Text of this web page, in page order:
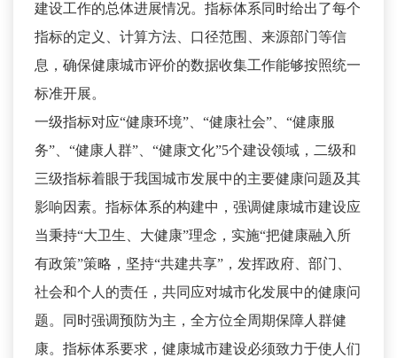
建设工作的总体进展情况。指标体系同时给出了每个
指标的定义、计算方法、口径范围、来源部门等信
息，确保健康城市评价的数据收集工作能够按照统一
标准开展。
一级指标对应“健康环境”、“健康社会”、“健康服
务”、“健康人群”、“健康文化”5个建设领域，二级和
三级指标着眼于我国城市发展中的主要健康问题及其
影响因素。指标体系的构建中，强调健康城市建设应
当秉持“大卫生、大健康”理念，实施“把健康融入所
有政策”策略，坚持“共建共享”，发挥政府、部门、
社会和个人的责任，共同应对城市化发展中的健康问
题。同时强调预防为主，全方位全周期保障人群健
康。指标体系要求，健康城市建设必须致力于使人们